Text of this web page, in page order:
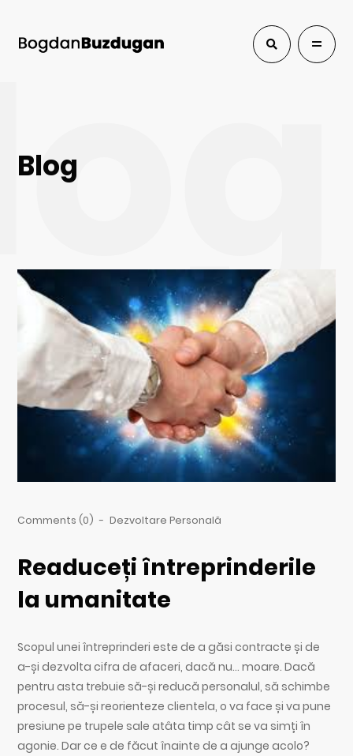
Blog
Comments (0) - Dezvoltare Personală
Readuceți întreprinderile
la umanitate
Scopul unei întreprinderi este de a găsi contracte și de
a-și dezvolta cifra de afaceri, dacă nu… moare. Dacă
pentru asta trebuie să-și reducă personalul, să schimbe
procesul, să-și reorienteze clientela, o va face și va pune
presiune pe trupele sale atâta timp cât se va simți în
agonie. Dar ce e de făcut înainte de a ajunge acolo?